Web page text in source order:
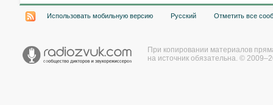
Использовать мобильную версию Русский Отметить все
При копировании материалов
на источник обязательна. ©